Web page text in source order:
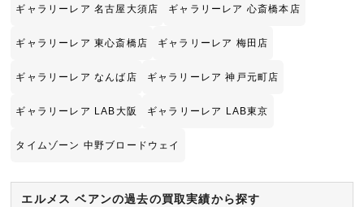
ギャラリーレア 名古屋大須店 ギャラリーレア 心斎橋本店
ギャラリーレア 東心斎橋店 ギャラリーレア 梅田店
ギャラリーレア なんば店 ギャラリーレア 神戸元町店
ギャラリーレア LAB大阪 ギャラリーレア LAB東京
タイムゾーン 中野ブロードウェイ
エルメス ベアンの過去の買取実績から探す